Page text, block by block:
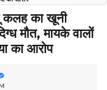
कलह का खूनी
मौत, मायके वालों
का आरोप